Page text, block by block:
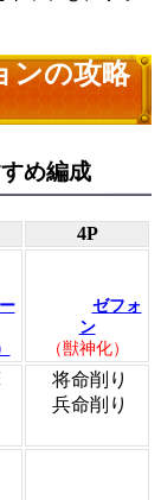
ンの攻略
め編成
4P
ゼフォ
ン
（獣神化）
将命削り
兵命削り